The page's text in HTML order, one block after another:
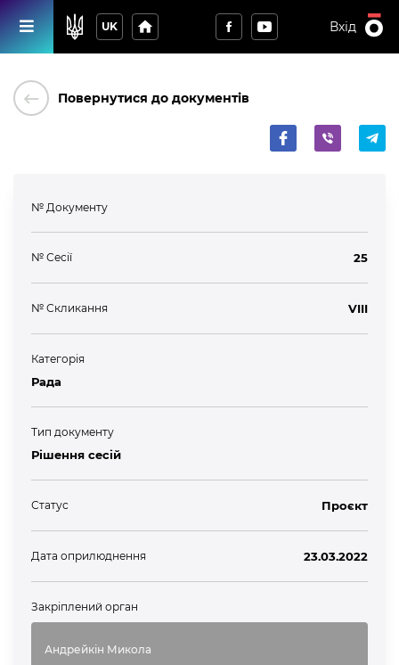
UK home Вхід
keyboard_backspace Повернутися до документів
№ Документу
№ Сесії 25
№ Скликання VIII
Категорія
Рада
Тип документу
Рішення сесій
Статус Проєкт
Дата оприлюднення 23.03.2022
Закріплений орган
Андрейкін Микола